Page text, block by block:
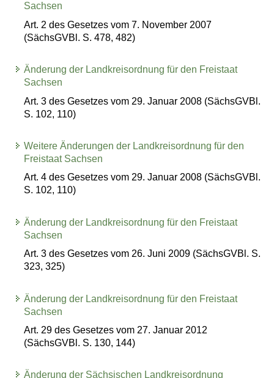
Sachsen
Art. 2 des Gesetzes vom 7. November 2007
(SächsGVBl. S. 478, 482)
Änderung der Landkreisordnung für den Freistaat
Sachsen
Art. 3 des Gesetzes vom 29. Januar 2008 (SächsGVBl.
S. 102, 110)
Weitere Änderungen der Landkreisordnung für den
Freistaat Sachsen
Art. 4 des Gesetzes vom 29. Januar 2008 (SächsGVBl.
S. 102, 110)
Änderung der Landkreisordnung für den Freistaat
Sachsen
Art. 3 des Gesetzes vom 26. Juni 2009 (SächsGVBl. S.
323, 325)
Änderung der Landkreisordnung für den Freistaat
Sachsen
Art. 29 des Gesetzes vom 27. Januar 2012
(SächsGVBl. S. 130, 144)
Änderung der Sächsischen Landkreisordnung